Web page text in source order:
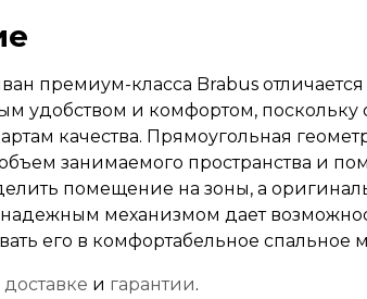
премиум-класса Brabus отличается
удобством и комфортом, поскольку
качества. Прямоугольная
занимаемого пространства и
помещение на зоны, а
механизмом дает
его в комфортабельное спальное
доставке и гарантии.